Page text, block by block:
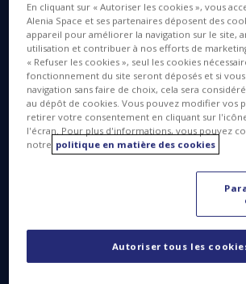
de la Terre au profit d’un large
et d’applications scientifiques
Copernicus. Le satellite pourra
en tout temps, de jour comme de nuit
soient les conditions
nombreuses missions qui lui sont
le suivi des banquises et de
arctique, la détection des
cartographie des forêts, des
des sols ainsi que l’anticipation
naturelles. En outre, Sentinel-
système d'identification
En cliquant sur « Autoriser les cookies », vous
Alenia Space et ses partenaires déposent des
appareil pour améliorer la navigation sur le site,
utilisation et contribuer à nos efforts de
« Refuser les cookies », seul les cookies
fonctionnement du site seront déposés et si
navigation sans faire de choix, cela sera
au dépôt de cookies. Vous pouvez modifier vos
retirer votre consentement en cliquant sur
l'écran. Pour plus d'informations, vous pouvez
notre politique en matière des cookies
Autoriser tous les